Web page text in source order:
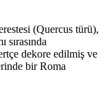
(Quercus türü),
sırasında
dekore edilmiş ve
bir Roma